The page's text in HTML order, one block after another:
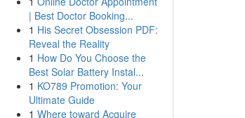
| Best Doctor Booking...
1 His Secret Obsession PDF:
Reveal the Reality
1 How Do You Choose the
Best Solar Battery Instal...
1 KO789 Promotion: Your
Ultimate Guide
1 Where toward Acquire